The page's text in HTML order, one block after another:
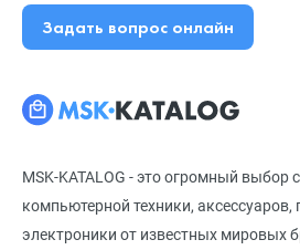
MSK-KATALOG - это огромный выбор
компьютерной техники, аксессуаров,
электроники от известных мировых
Задать вопрос онлайн